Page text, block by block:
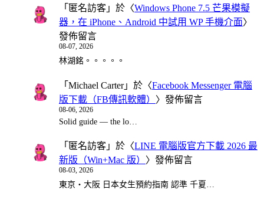
「 匿名訪客 」於〈Windows Phone 7.5 芒果模擬
器，在 iPhone、Android 中試用 WP 手機介面〉
發佈留言
08-07, 2026
林湖銘。。。。。
「 Michael Carter」於〈Facebook Messenger 電腦
版下載（FB傳訊軟體） 〉發佈留言
08-06, 2026
Solid guide — the lo…
「 匿名訪客 」於〈LINE 電腦版官方下載 2026 最
新版（Win+Mac 版） 〉發佈留言
08-03, 2026
東京・大阪 日本女生預約指南 認準 千夏…